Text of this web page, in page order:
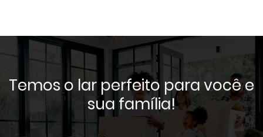
Temos o lar perfeito para você e
sua família!